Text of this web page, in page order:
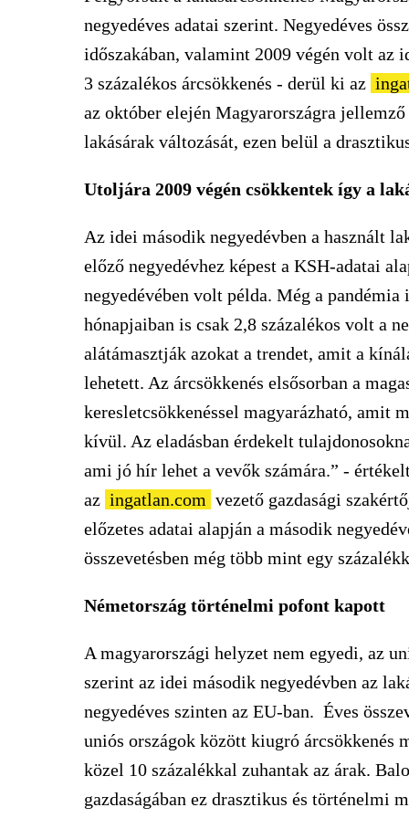
negyedéves adatai szerint. Negyedéves
időszakában, valamint 2009 végén volt az
3 százalékos árcsökkenés - derül ki az
az október elején Magyarországra
lakásárak változását, ezen belül a
Utoljára 2009 végén csökkentek így a
Az idei második negyedévben a használt
előző negyedévhez képest a KSH-adatai
negyedévében volt példa. Még a
hónapjaiban is csak 2,8 százalékos volt a
alátámasztják azokat a trendet, amit a
lehetett. Az árcsökkenés elsősorban a
keresletcsökkenéssel magyarázható, amit
kívül. Az eladásban érdekelt
ami jó hír lehet a vevők számára.” -
az ingatlan.com vezető gazdasági
előzetes adatai alapján a második
összevetésben még több mint egy
Németország történelmi pofont kapott
A magyarországi helyzet nem egyedi, az
szerint az idei második negyedévben az
negyedéves szinten az EU-ban. Éves
uniós országok között kiugró árcsökkenés
közel 10 százalékkal zuhantak az árak.
gazdaságában ez drasztikus és történelmi